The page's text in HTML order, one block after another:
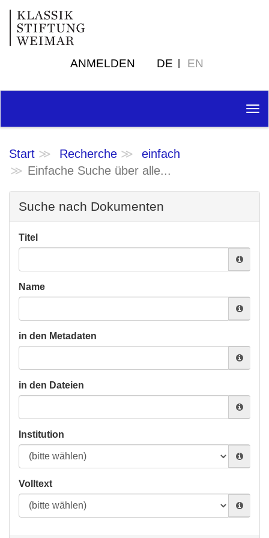
ANMELDEN DE EN
Start Recherche
einfach
Einfache Suche über alle...
Suche nach Dokumenten
Titel
Name
in den Metadaten
in den Dateien
Institution
Volltext